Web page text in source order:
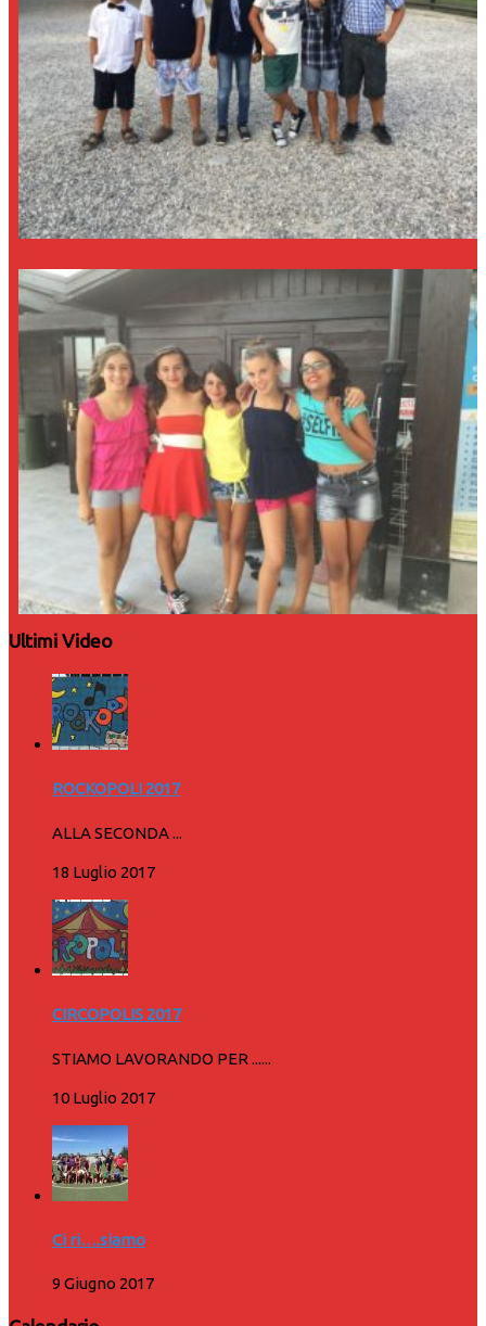
Ultimi Video
ROCKOPOLI 2017
ALLA SECONDA ...
18 Luglio 2017
CIRCOPOLIS 2017
STIAMO LAVORANDO PER ......
10 Luglio 2017
Ci ri….siamo
9 Giugno 2017